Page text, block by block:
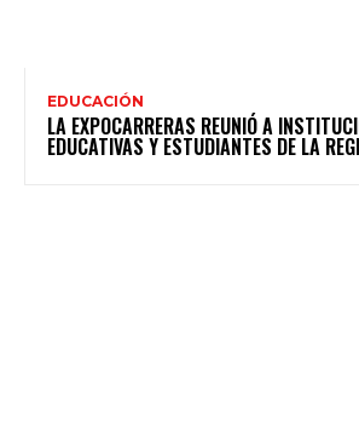
EDUCACIÓN
LA EXPOCARRERAS REUNIÓ A
EDUCATIVAS Y ESTUDIANTES DE LA